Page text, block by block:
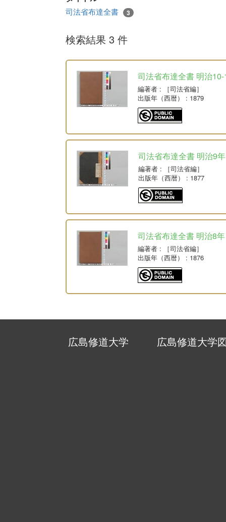
司法省布達全書 3
検索結果 3 件
司法省布達全書 明治
編著者 : ［司法省編］
出版年（西暦）
: 1879
司法省布達全書 明治9年
編著者 : ［司法省編］
出版年（西暦）
: 1877
司法省布達全書 明治8年
編著者 : ［司法省編］
出版年（西暦）
: 1876
広島修道大学 広島修道大学